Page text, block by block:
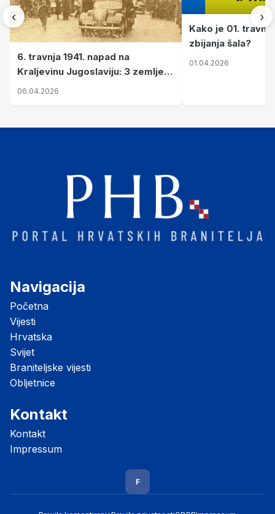
‹
6. travnja 1941. napad na
Kraljevinu Jugoslaviju: 3 zemlje
nastale njenim raspadom
06.04.2026
Kako je 01.
zbijanja šala?
01.04.2026
›
Navigacija
Početna
Vijesti
Hrvatska
Svijet
Braniteljske vijesti
Obljetnice
Kontakt
Kontakt
Impressum
F